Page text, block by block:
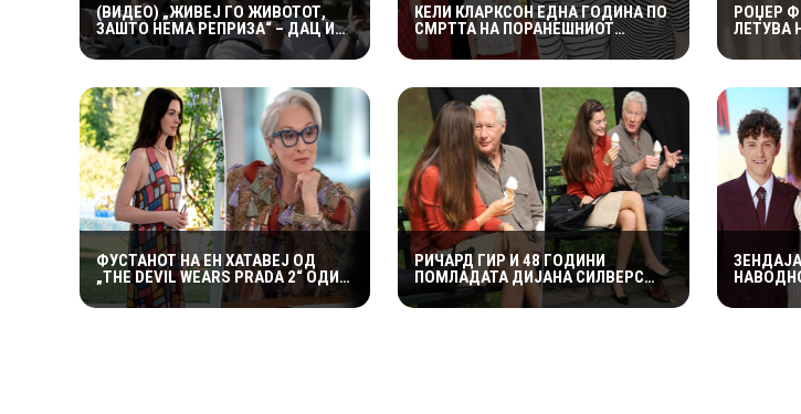
(ВИДЕО) „ЖИВЕЈ ГО ЖИВОТОТ,
ЗАШТО НЕМА РЕПРИЗА“ – ДАЦ И
АЛЕКСАНДАР СО МАРИЈАНА И
РОСАНА ЈА ПРЕТСТАВИЈА
КЕЛИ КЛАРКСОН ЕДНА ГОДИНА ПО
СМРТТА НА ПОРАНЕШНИОТ
СОПРУГ: ЦЕЛОСНО ИМ СЕ
ПОСВЕТИЛА НА ДЕЦАТА ВО
РОЏЕР
ЛЕТУВА
ФУСТАНОТ НА ЕН ХАТАВЕЈ ОД
„THE DEVIL WEARS PRADA 2“ ОДИ
НА АУКЦИЈА – И ТОА СО ДАМКИТЕ
ОД СНИМАЊЕТО
РИЧАРД ГИР И 48 ГОДИНИ
ПОМЛАДАТА ДИЈАНА СИЛВЕРС
СНИМААТ РОМАНСА ВО ЊУЈОРК
ВО